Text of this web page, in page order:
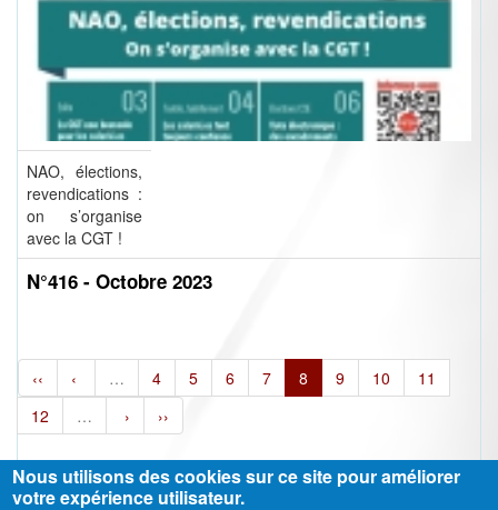
NAO, élections,
revendications :
on s’organise
avec la CGT !
N°416 - Octobre 2023
‹‹ ‹ … 4 5 6 7 8 9 10
11
12
… › ››
Nous utilisons des cookies sur ce site pour améliorer
votre expérience utilisateur.